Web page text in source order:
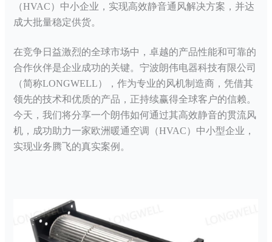
（HVAC）中小企业，实现高效静音通风解决方案，并达
成大批量稳定供货。
在竞争日益激烈的全球市场中，卓越的产品性能和可靠的
合作伙伴是企业成功的关键。宁波朗伟电器科技有限公司
（简称LONGWELL），作为专业的风机制造商，凭借其
领先的技术和优质的产品，正持续赢得全球客户的信赖。
今天，我们将分享一个朗伟如何通过其高效静音的贯流风
机 ，成功助力一家欧洲暖通空调（HVAC）中小型企业，
实现业务腾飞的真实案例。